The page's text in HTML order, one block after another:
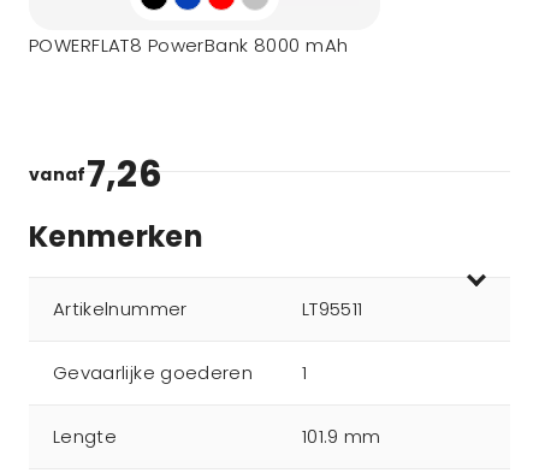
POWERFLAT8 PowerBank 8000 mAh
vanaf7,26
Kenmerken
Artikelnummer LT95511
Gevaarlijke goederen 1
Lengte 101.9 mm